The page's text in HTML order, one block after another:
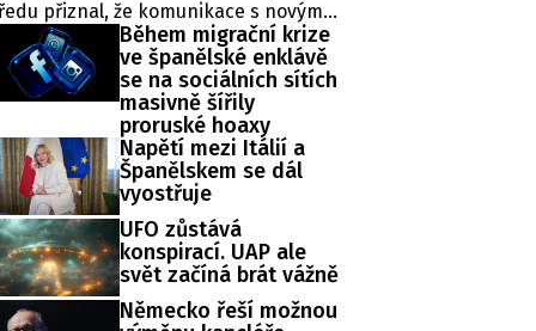
přiznal, že komunikace s novým
vůdcem Modžtabou
je v současné době velmi
Hlavní představitel země se totiž
svého nástupu do funkce na
neukázal, k čemuž přispělo
zranění z nedávného americko-
úderu, při němž zahynul
otec.
Během migrační krize
ve španělské enklávě
se na sociálních sítích
masivně šířily
proruské hoaxy
Napětí mezi Itálií a
Španělskem se dál
vyostřuje
UFO zůstává
konspirací. UAP ale
svět začíná brát vážně
Německo řeší možnou